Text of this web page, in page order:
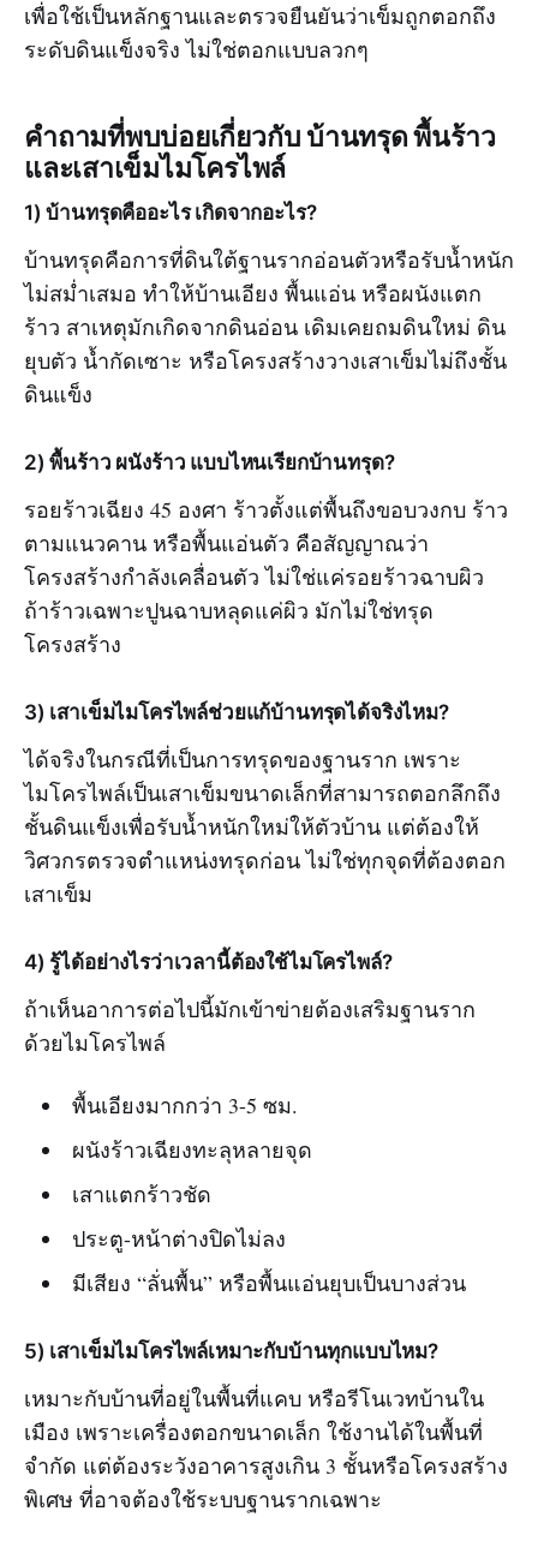
เพื่อใช้เป็นหลักฐานและตรวจยืนยันว่าเข็มถูกตอกถึง
ระดับดินแข็งจริง ไม่ใช่ตอกแบบลวกๆ
คำถามที่พบบ่อยเกี่ยวกับ บ้านทรุด พื้นร้าว
และเสาเข็มไมโครไพล์
1) บ้านทรุดคืออะไร เกิดจากอะไร?
บ้านทรุดคือการที่ดินใต้ฐานรากอ่อนตัวหรือรับน้ำหนัก
ไม่สม่ำเสมอ ทำให้บ้านเอียง พื้นแอ่น หรือผนังแตก
ร้าว สาเหตุมักเกิดจากดินอ่อน เดิมเคยถมดินใหม่ ดิน
ยุบตัว น้ำกัดเซาะ หรือโครงสร้างวางเสาเข็มไม่ถึงชั้น
ดินแข็ง
2) พื้นร้าว ผนังร้าว แบบไหนเรียกบ้านทรุด?
รอยร้าวเฉียง 45 องศา ร้าวตั้งแต่พื้นถึงขอบวงกบ ร้าว
ตามแนวคาน หรือพื้นแอ่นตัว คือสัญญาณว่า
โครงสร้างกำลังเคลื่อนตัว ไม่ใช่แค่รอยร้าวฉาบผิว
ถ้าร้าวเฉพาะปูนฉาบหลุดแค่ผิว มักไม่ใช่ทรุด
โครงสร้าง
3) เสาเข็มไมโครไพล์ช่วยแก้บ้านทรุดได้จริงไหม?
ได้จริงในกรณีที่เป็นการทรุดของฐานราก เพราะ
ไมโครไพล์เป็นเสาเข็มขนาดเล็กที่สามารถตอกลึกถึง
ชั้นดินแข็งเพื่อรับน้ำหนักใหม่ให้ตัวบ้าน แต่ต้องให้
วิศวกรตรวจตำแหน่งทรุดก่อน ไม่ใช่ทุกจุดที่ต้องตอก
เสาเข็ม
4) รู้ได้อย่างไรว่าเวลานี้ต้องใช้ไมโครไพล์?
ถ้าเห็นอาการต่อไปนี้มักเข้าข่ายต้องเสริมฐานราก
ด้วยไมโครไพล์
พื้นเอียงมากกว่า 3-5 ซม.
ผนังร้าวเฉียงทะลุหลายจุด
เสาแตกร้าวชัด
ประตู-หน้าต่างปิดไม่ลง
มีเสียง “ลั่นพื้น” หรือพื้นแอ่นยุบเป็นบางส่วน
5) เสาเข็มไมโครไพล์เหมาะกับบ้านทุกแบบไหม?
เหมาะกับบ้านที่อยู่ในพื้นที่แคบ หรือรีโนเวทบ้านใน
เมือง เพราะเครื่องตอกขนาดเล็ก ใช้งานได้ในพื้นที่
จำกัด แต่ต้องระวังอาคารสูงเกิน 3 ชั้นหรือโครงสร้าง
พิเศษ ที่อาจต้องใช้ระบบฐานรากเฉพาะ